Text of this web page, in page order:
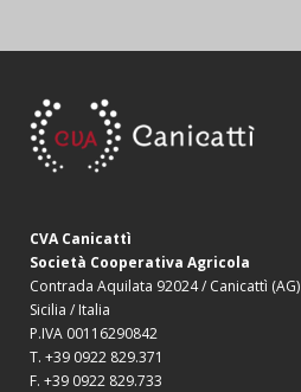
CVA Canicattì
Società Cooperativa Agricola
Contrada Aquilata 92024 / Canicattì (AG)
Sicilia / Italia
P.IVA 00116290842
T. +39 0922 829.371
F. +39 0922 829.733